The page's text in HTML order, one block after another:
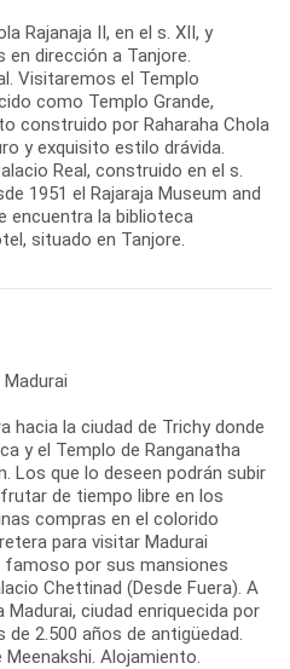
Rajanaja II, en el s. XII, y
dirección a Tanjore.
Visitaremos el Templo
como Templo Grande,
construido por Raharaha Chola
y exquisito estilo drávida.
Real, construido en el s.
1951 el Rajaraja Museum and
encuentra la biblioteca
situado en Tanjore.
hacia la ciudad de Trichy donde
y el Templo de Ranganatha
Los que lo deseen podrán subir
de tiempo libre en los
compras en el colorido
para visitar Madurai
famoso por sus mansiones
Chettinad (Desde Fuera). A
ciudad enriquecida por
2.500 años de antigüedad.
Alojamiento.